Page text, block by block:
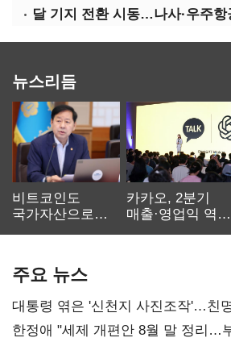
달 기지 전환 시동…나사·우주
뉴스리듬
비트코인도
국가자산으로…'
카카오, 2분기
매출·영업익 역대
주요 뉴스
대통령 엮은 '신천지 사진조작'…친
한정애 "세제 개편안 8월 말 정리…